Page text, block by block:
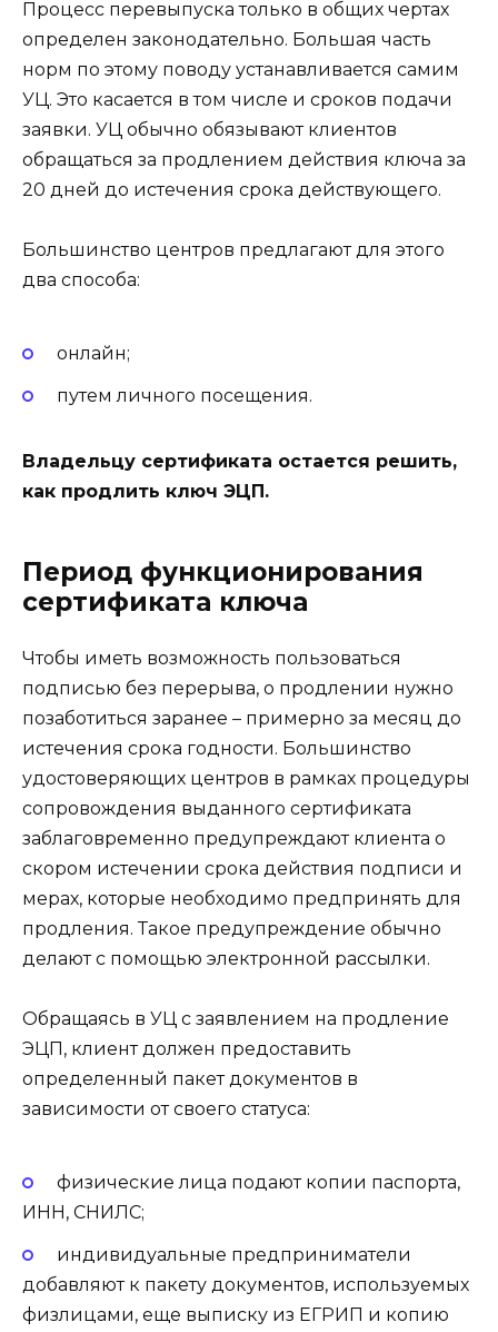
Процесс перевыпуска только в общих чертах
определен законодательно. Большая часть
норм по этому поводу устанавливается самим
УЦ. Это касается в том числе и сроков подачи
заявки. УЦ обычно обязывают клиентов
обращаться за продлением действия ключа за
20 дней до истечения срока действующего.
Большинство центров предлагают для этого
два способа:
онлайн;
путем личного посещения.
Владельцу сертификата остается решить,
как продлить ключ ЭЦП.
Период функционирования
сертификата ключа
Чтобы иметь возможность пользоваться
подписью без перерыва, о продлении нужно
позаботиться заранее – примерно за месяц до
истечения срока годности. Большинство
удостоверяющих центров в рамках процедуры
сопровождения выданного сертификата
заблаговременно предупреждают клиента о
скором истечении срока действия подписи и
мерах, которые необходимо предпринять для
продления. Такое предупреждение обычно
делают с помощью электронной рассылки.
Обращаясь в УЦ с заявлением на продление
ЭЦП, клиент должен предоставить
определенный пакет документов в
зависимости от своего статуса:
физические лица подают копии паспорта,
ИНН, СНИЛС;
индивидуальные предприниматели
добавляют к пакету документов, используемых
физлицами, еще выписку из ЕГРИП и копию